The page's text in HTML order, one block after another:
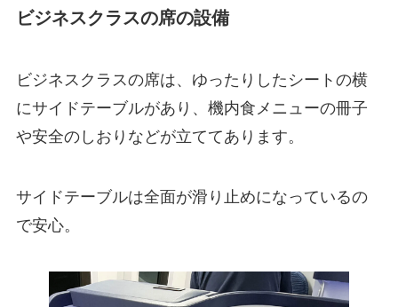
ビジネスクラスの席の設備
ビジネスクラスの席は、ゆったりしたシートの横
にサイドテーブルがあり、機内食メニューの冊子
や安全のしおりなどが立ててあります。
サイドテーブルは全面が滑り止めになっているの
で安心。